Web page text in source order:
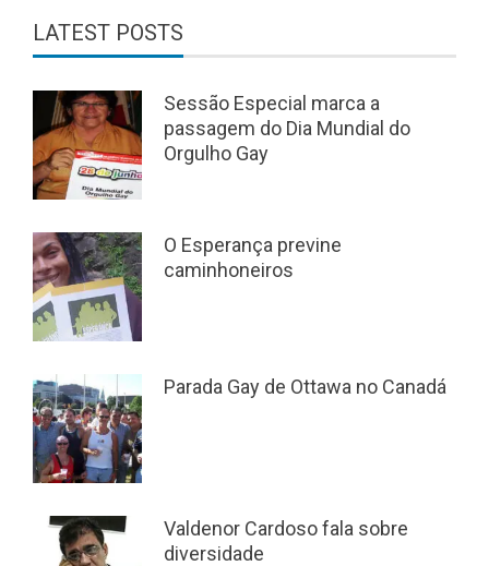
LATEST POSTS
Sessão Especial marca a
passagem do Dia Mundial do
Orgulho Gay
O Esperança previne
caminhoneiros
Parada Gay de Ottawa no Canadá
Valdenor Cardoso fala sobre
diversidade